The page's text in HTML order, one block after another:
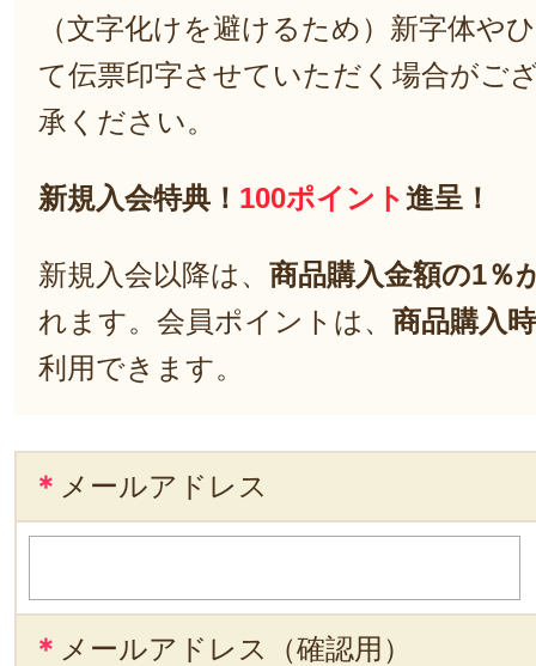
（文字化けを避けるため）新字体や
て伝票印字させていただく場合がご
承ください。
新規入会特典！ 100ポイント進呈！
新規入会以降は、 商品購入金額の1％
れます。会員ポイントは、 商品購入
利用できます。
＊ メールアドレス
＊ メールアドレス（確認用）